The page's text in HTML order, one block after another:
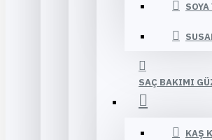
SAÇ BAKIMI
KAŞ